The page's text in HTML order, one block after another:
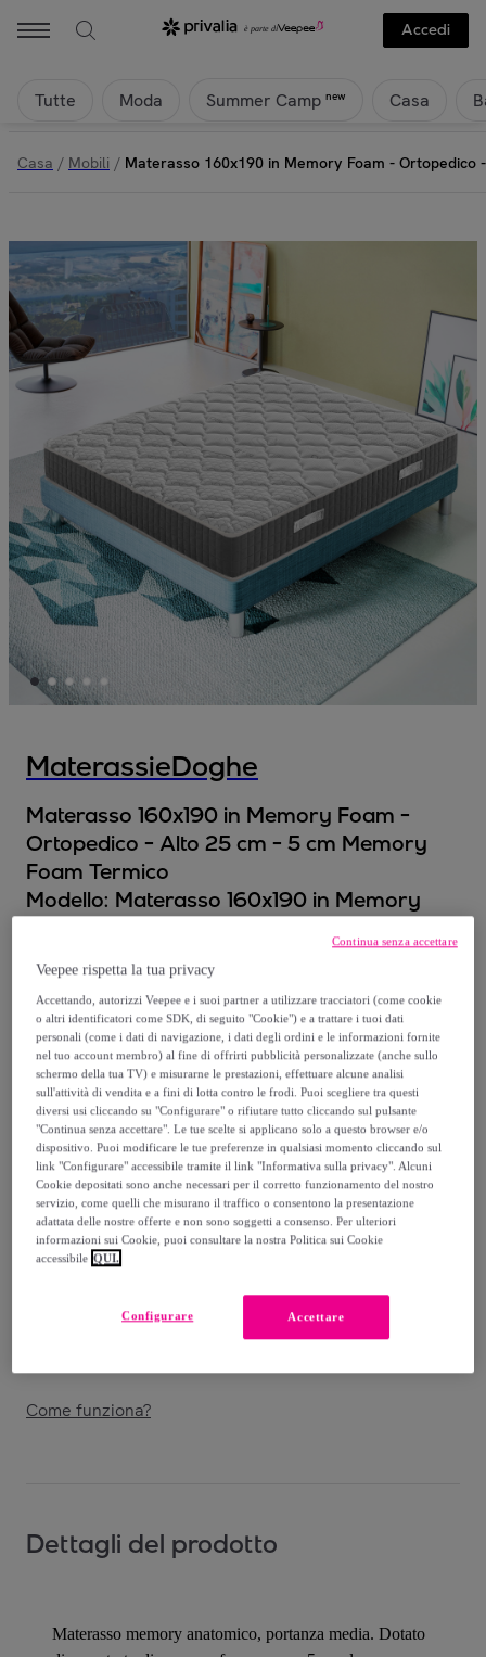
Accedi
Tutte Moda Summer Camp new Casa
Casa / Mobili / Materasso 160x190 in Memory Foam -
MaterassieDoghe
Materasso 160x190 in Memory Foam -
Ortopedico - Alto 25 cm - 5 cm Memory
Foam Termico
Modello: Materasso 160x190 in Memory
219,99 €
459,98 €
-52%
Venduto daMaterassieDoghe
Consegna
Come funziona?
Dettagli del prodotto
Materasso memory anatomico, portanza media. Dotato
Veepee rispetta la tua privacy
Accettando, autorizzi Veepee e i suoi partner a utilizzare tracciatori (come cookie
o altri identificatori come SDK, di seguito "Cookie") e a trattare i tuoi dati
personali (come i dati di navigazione, i dati degli ordini e le informazioni fornite
nel tuo account membro) al fine di offrirti pubblicità personalizzate (anche sullo
schermo della tua TV) e misurarne le prestazioni, effettuare alcune analisi
sull'attività di vendita e a fini di lotta contro le frodi. Puoi scegliere tra questi
diversi usi cliccando su "Configurare" o rifiutare tutto cliccando sul pulsante
"Continua senza accettare". Le tue scelte si applicano solo a questo browser e/o
dispositivo. Puoi modificare le tue preferenze in qualsiasi momento cliccando sul
link "Configurare" accessibile tramite il link "Informativa sulla privacy". Alcuni
Cookie depositati sono anche necessari per il corretto funzionamento del nostro
servizio, come quelli che misurano il traffico o consentono la presentazione
adattata delle nostre offerte e non sono soggetti a consenso. Per ulteriori
informazioni sui Cookie, puoi consultare la nostra Politica sui Cookie
accessibile QUI.
Accettare
Configurare
Continua senza accettare